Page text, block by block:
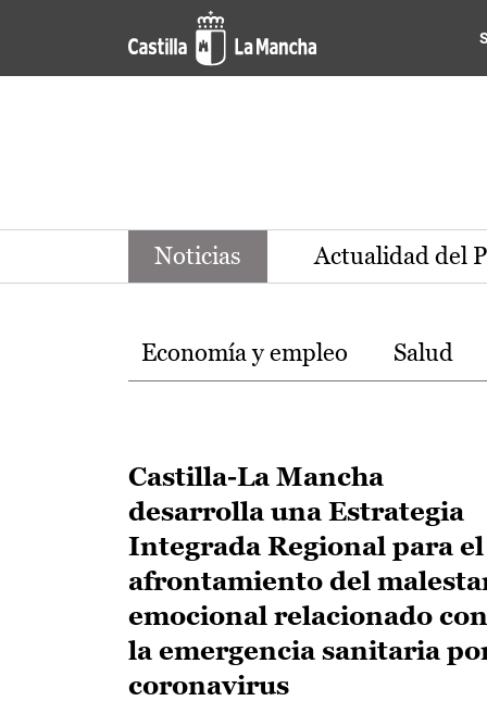
Pasar al contenido principal
Noticias de la región de
Noticias Actualidad del
Temas
Economía y empleo Salud
Castilla-La Mancha
desarrolla una Estrategia
Integrada Regional para el
afrontamiento del
emocional relacionado con
la emergencia sanitaria
coronavirus